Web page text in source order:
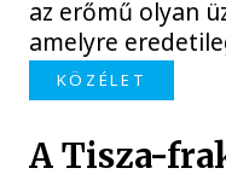
az erőmű olyan
amelyre
KÖZÉLET
A Tisza-